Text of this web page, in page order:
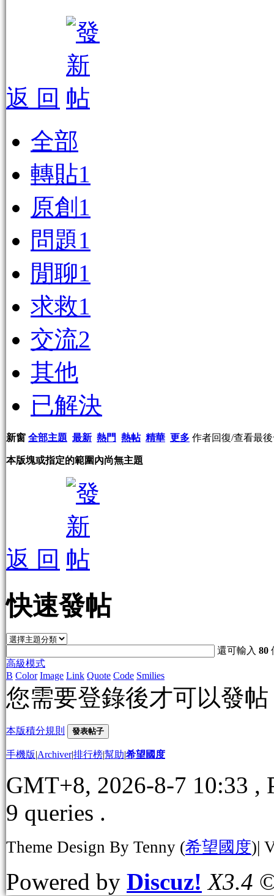
返 回
全部
轉貼1
原創 1
問題1
閒聊1
求救1
交流2
其他
已解決
新窗 全部主題 最新 熱門 熱帖 精華 更多 作者回復/查看最
本版塊或指定的範圍內尚無主題
返 回
快速發帖
還可輸入80
高級模式
B Color Image Link Quote Code Smilies
您需要登錄後才可以發帖
本版積分規則 發表帖子
手機版|Archiver|排行榜|幫助|希望國度
GMT+8, 2026-8-7 10:33 ,
9 queries .
Theme Design By Tenny (希望國度)|
Powered by Discuz! X3.4